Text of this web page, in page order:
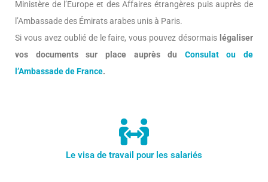
Ministère de l’Europe et des Affaires étrangères puis auprès de
l’Ambassade des Émirats arabes unis à Paris.
Si vous avez oublié de le faire, vous pouvez désormais légaliser
vos documents sur place auprès du Consulat ou de
l’Ambassade de France.
Le visa de travail pour les salariés